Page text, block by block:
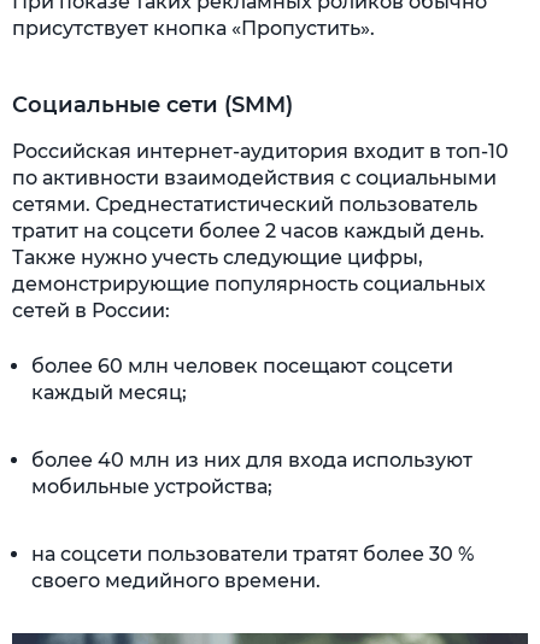
присутствует кнопка «Пропустить».
Социальные сети (SMM)
Российская интернет-аудитория входит в топ-10
по активности взаимодействия с социальными
сетями. Среднестатистический пользователь
тратит на соцсети более 2 часов каждый день.
Также нужно учесть следующие цифры,
демонстрирующие популярность социальных
сетей в России:
более 60 млн человек посещают соцсети
каждый месяц;
более 40 млн из них для входа используют
мобильные устройства;
на соцсети пользователи тратят более 30 %
своего медийного времени.